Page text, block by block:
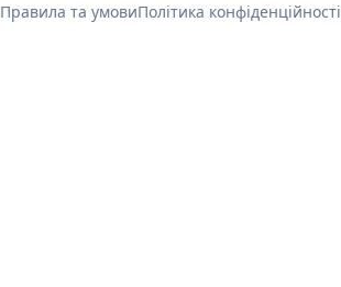
Правила та умовиПолітика конфіденційності